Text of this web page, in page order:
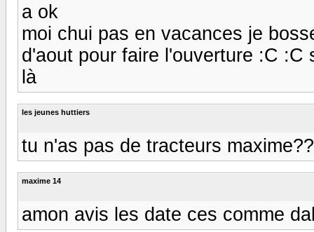
a ok
moi chui pas en vacances je
d'aout pour faire l'ouverture :C
là
les jeunes huttiers
tu n'as pas de tracteurs maxime??
maxime 14
amon avis les date ces comme